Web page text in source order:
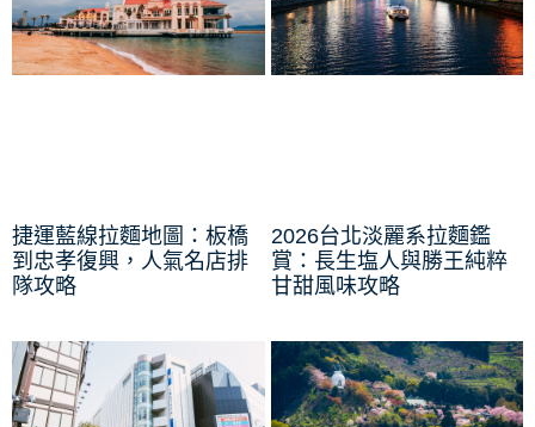
捷運藍線拉麵地圖：板橋
到忠孝復興，人氣名店排
隊攻略
2026台北淡麗系拉麵鑑
賞：長生塩人與勝王純粹
甘甜風味攻略